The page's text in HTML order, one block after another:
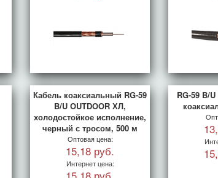
Кабель коаксиальный RG-59
B/U OUTDOOR ХЛ,
холодостойкое исполнение,
черный с тросом, 500 м
Оптовая цена:
15,18 руб.
Интернет цена:
RG-59 B/